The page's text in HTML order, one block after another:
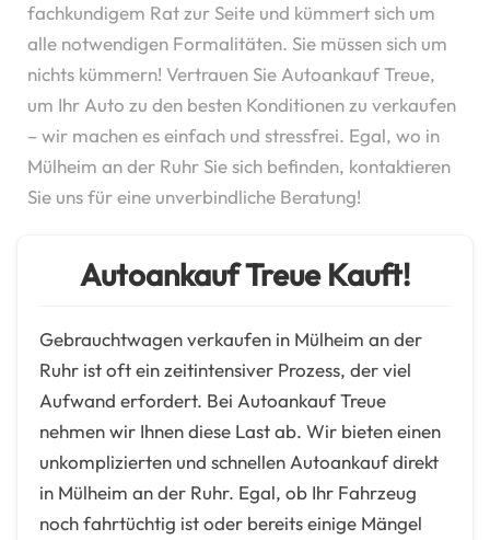
fachkundigem Rat zur Seite und kümmert sich um
alle notwendigen Formalitäten. Sie müssen sich um
nichts kümmern! Vertrauen Sie Autoankauf Treue,
um Ihr Auto zu den besten Konditionen zu verkaufen
– wir machen es einfach und stressfrei. Egal, wo in
Mülheim an der Ruhr Sie sich befinden, kontaktieren
Sie uns für eine unverbindliche Beratung!
Autoankauf Treue Kauft!
Gebrauchtwagen verkaufen in Mülheim an der
Ruhr ist oft ein zeitintensiver Prozess, der viel
Aufwand erfordert. Bei Autoankauf Treue
nehmen wir Ihnen diese Last ab. Wir bieten einen
unkomplizierten und schnellen Autoankauf direkt
in Mülheim an der Ruhr. Egal, ob Ihr Fahrzeug
noch fahrtüchtig ist oder bereits einige Mängel